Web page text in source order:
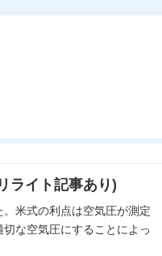
ライト記事あり)
米式の利点は空気圧が測定
な空気圧にすることによっ